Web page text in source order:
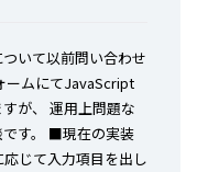
いて以前問い合わせ
ームにてJavaScript
が、 運用上問題な
です。 ■現在の実装
じて入力項目を出し